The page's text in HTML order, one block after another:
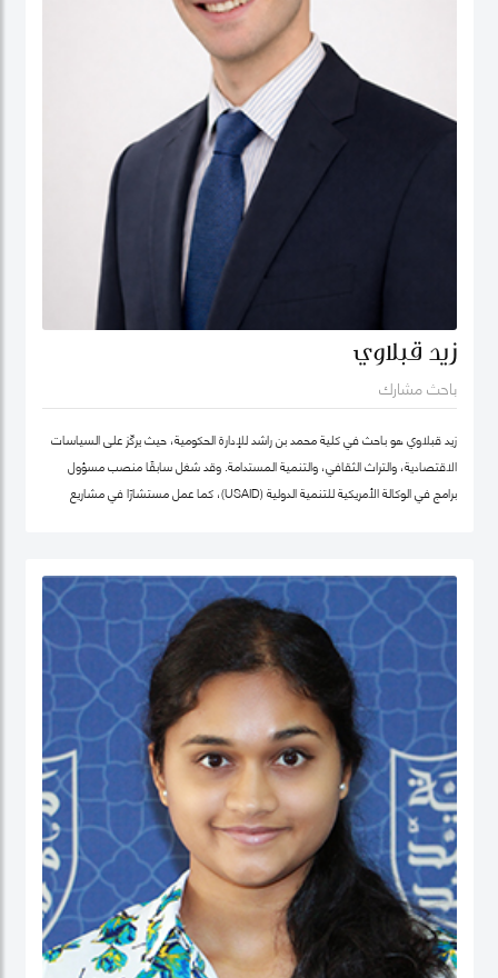
زيد قبلاوي
باحث مشارك
زيد قبلاوي هو باحث في كلية محمد بن راشد للإدارة الحكومية، حيث يركّز على السياسات
الاقتصادية، والتراث الثقافي، والتنمية المستدامة. وقد شغل سابقًا منصب مسؤول
برامج في الوكالة الأمريكية للتنمية الدولية (USAID)، كما عمل مستشارًا في مشاريع